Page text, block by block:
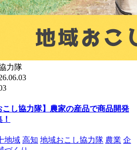
力隊
こし協力隊】農家の産品で商品開発
地域 高知 地域おこし協力隊 農業 企